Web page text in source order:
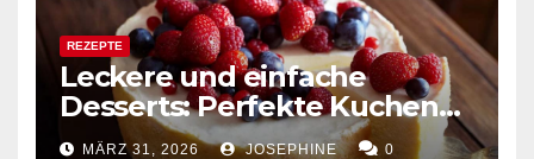
REZEPTE
Leckere und einfache
Desserts: Perfekte Kuchen
mühelos backen
MÄRZ 31, 2026 JOSEPHINE 0